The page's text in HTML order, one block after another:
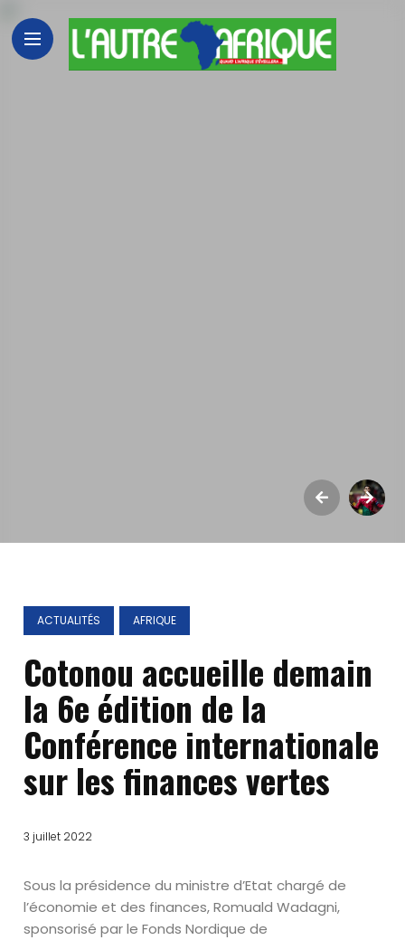
ACTUALITÉS AFRIQUE
Cotonou accueille demain
la 6e édition de la
Conférence internationale
sur les finances vertes
3 juillet 2022
Sous la présidence du ministre d’Etat chargé de
l’économie et des finances, Romuald Wadagni,
sponsorisé par le Fonds Nordique de